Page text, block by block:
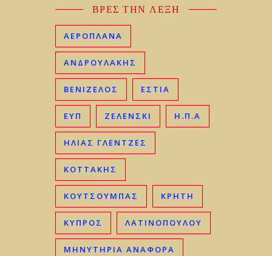
ΒΡΕΣ ΤΗΝ ΛΕΞΗ
ΑΕΡΟΠΛΑΝΑ
ΑΝΔΡΟΥΛΑΚΗΣ
ΒΕΝΙΖΈΛΟΣ ΕΣΤΙΑ
ΕΥΠ ΖΕΛΕΝΣΚΙ Η.Π.Α
ΗΛΊΑΣ ΓΛΕΝΤΖΈΣ
ΚΟΤΤΑΚΗΣ
ΚΟΥΤΣΟΥΜΠΑΣ ΚΡΉΤΗ
ΚΎΠΡΟΣ ΛΑΤΙΝΟΠΟΥΛΟΥ
ΜΗΝΥΤΗΡΙΑ ΑΝΑΦΟΡΑ